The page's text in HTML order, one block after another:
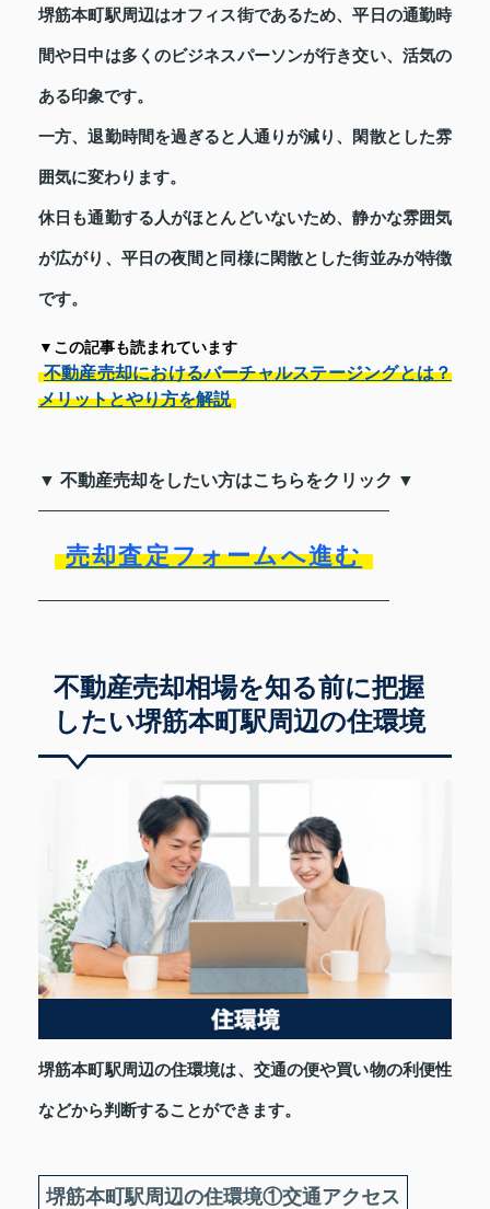
堺筋本町駅周辺はオフィス街であるため、平日の通勤時
間や日中は多くのビジネスパーソンが行き交い、活気の
ある印象です。
一方、退勤時間を過ぎると人通りが減り、閑散とした雰
囲気に変わります。
休日も通勤する人がほとんどいないため、静かな雰囲気
が広がり、平日の夜間と同様に閑散とした街並みが特徴
です。
▼この記事も読まれています
不動産売却におけるバーチャルステージングとは？
メリットとやり方を解説
▼ 不動産売却をしたい方はこちらをクリック ▼
売却査定フォームへ進む
不動産売却相場を知る前に把握
したい堺筋本町駅周辺の住環境
堺筋本町駅周辺の住環境は、交通の便や買い物の利便性
などから判断することができます。
堺筋本町駅周辺の住環境①交通アクセス